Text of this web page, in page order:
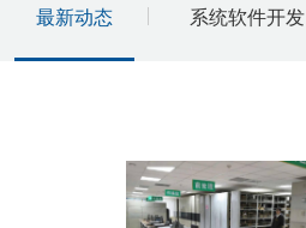
最新动态 系统软件开发